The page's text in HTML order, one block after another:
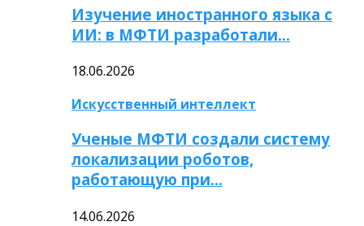
Изучение иностранного языка с
ИИ: в МФТИ разработали…
18.06.2026
Искусственный интеллект
Ученые МФТИ создали систему
локализации роботов,
работающую при…
14.06.2026